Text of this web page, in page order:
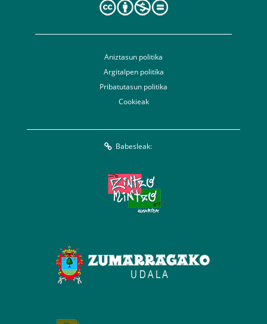
Aniztasun politika
Argitalpen politika
Pribatutasun politika
Cookieak
Babesleak: